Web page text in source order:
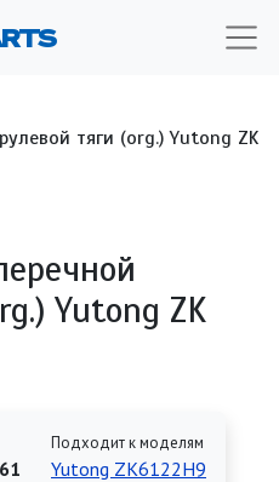
тяги (org.) Yutong ZK
Yutong ZK
Подходит к моделям
Yutong ZK6122H9